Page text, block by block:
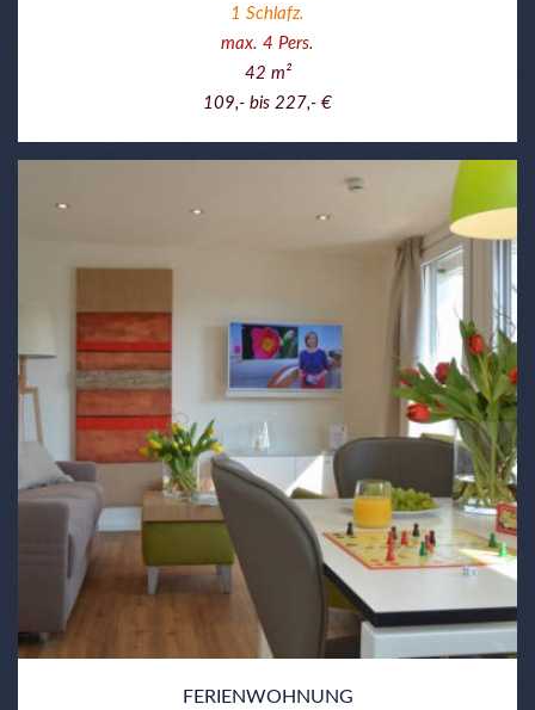
1 Schlafz.
max. 4 Pers.
42 m²
109,- bis 227,- €
FERIENWOHNUNG